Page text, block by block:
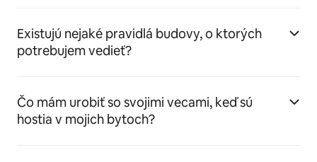
Existujú nejaké pravidlá budovy, o ktorých
potrebujem vedieť?
Čo mám urobiť so svojimi vecami, keď sú
hostia v mojich bytoch?